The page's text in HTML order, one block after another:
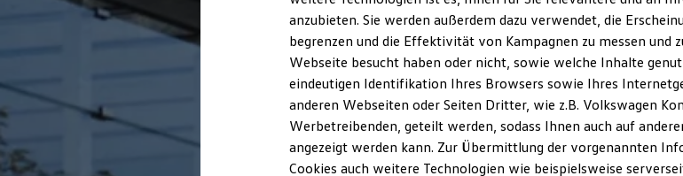
ID. Tutorials
Elektrofahrzeugkonzepte
Rekuperation
Laden unterwegs
anzubieten. Sie werden außerdem dazu verwendet, die
begrenzen und die Effektivität von Kampagnen zu messen und
Webseite besucht haben oder nicht, sowie welche Inhalte
eindeutigen Identifikation Ihres Browsers sowie Ihres
anderen Webseiten oder Seiten Dritter, wie z.B. Volkswagen
Werbetreibenden, geteilt werden, sodass Ihnen auch auf
angezeigt werden kann. Zur Übermittlung der vorgenannten
Cookies auch weitere Technologien wie beispielsweise